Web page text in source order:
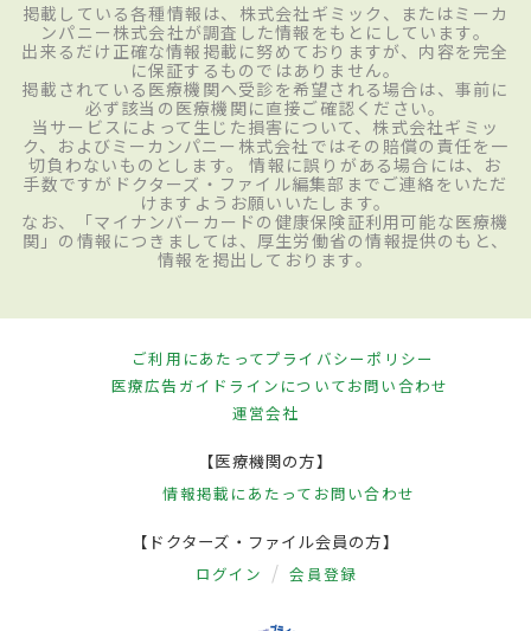
掲載している各種情報は、株式会社ギミック、またはミーカ
ンパニー株式会社が調査した情報をもとにしています。
出来るだけ正確な情報掲載に努めておりますが、内容を完全
に保証するものではありません。
掲載されている医療機関へ受診を希望される場合は、事前に
必ず該当の医療機関に直接ご確認ください。
当サービスによって生じた損害について、株式会社ギミッ
ク、およびミーカンパニー株式会社ではその賠償の責任を一
切負わないものとします。 情報に誤りがある場合には、お
手数ですがドクターズ・ファイル編集部までご連絡をいただ
けますようお願いいたします。
なお、「マイナンバーカードの健康保険証利用可能な医療機
関」の情報につきましては、厚生労働省の情報提供のもと、
情報を掲出しております。
ご利用にあたってプライバシーポリシー
医療広告ガイドラインについてお問い合わせ
運営会社
【医療機関の方】
情報掲載にあたって お問い合わせ
【ドクターズ・ファイル会員の方】
ログイン 会員登録